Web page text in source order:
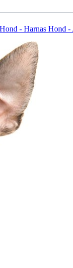
- Harnas Hond -